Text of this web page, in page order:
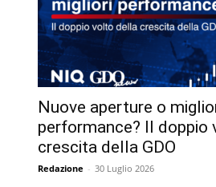
Nuove aperture o
performance? Il doppio
crescita della GDO
Redazione - 30 Luglio 2026